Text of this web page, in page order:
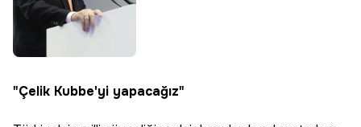
"Çelik Kubbe'yi yapacağız"